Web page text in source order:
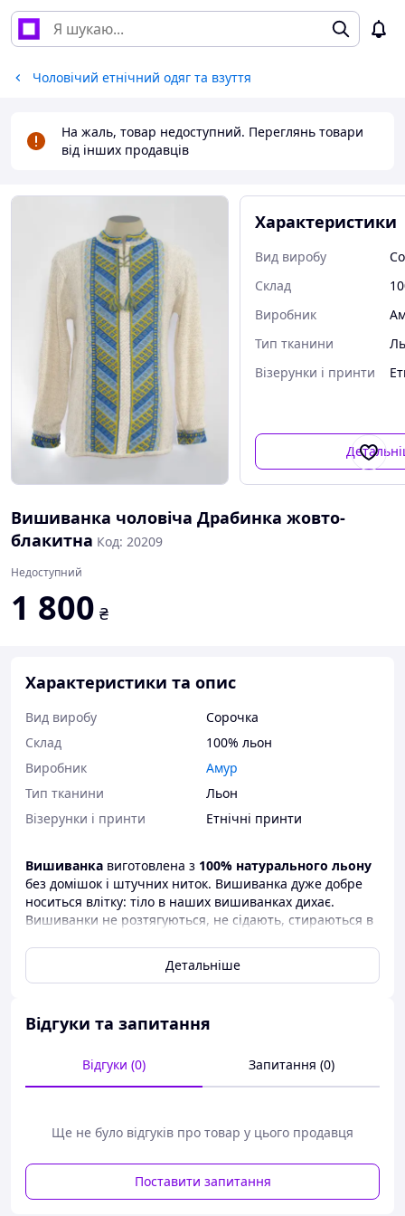
Чоловічий етнічний одяг та взуття
На жаль, товар недоступний. Переглянь товари
від інших продавців
Характеристики
Вид виробу
Склад
Виробник
Тип тканини
Візерунки і принти
Вишиванка чоловіча Драбинка жовто-
блакитна Код: 20209
Недоступний
1 800 ₴
Характеристики та опис
Вид виробу
Сорочка
Склад
100% льон
Виробник
Амур
Тип тканини
Льон
Візерунки і принти
Етнічні принти
Вишиванка виготовлена з 100% натурального льону
без домішок і штучних ниток. Вишиванка дуже добре
носиться влітку: тіло в наших вишиванках дихає.
Вишиванки не розтягуються, не сідають, стираються в
алергії.
Данныевышиванкиявляются эксклюзивным товаром
Украине. Наши вышивки продаются
производителя
, так и в
некоторых районах Карпат. Пользуются популярностью
на Сорочинской ярмарке.
без жодних домішок і штучних ниток. Вишиванка дуже
добре носиться влітку: тіло в наших вишиванках дихає.
Вишиванки не розтягуються, не сідають, перуться в
Детальніше
Відгуки та запитання
Відгуки (0) Запитання (0)
Ще не було відгуків про товар у цього продавця
Поставити запитання